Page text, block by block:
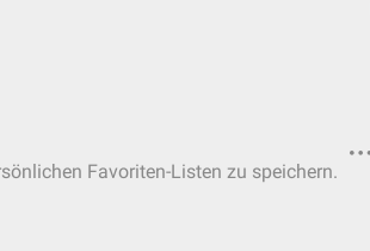
Favoriten-Listen zu speichern.